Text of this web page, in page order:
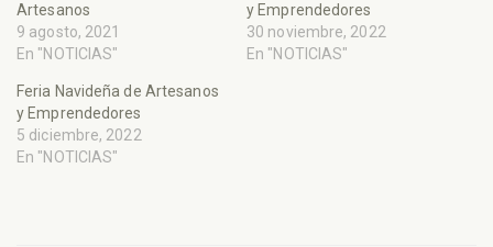
Artesanos
9 agosto, 2021
En "NOTICIAS"
y Emprendedores
30 noviembre, 2022
En "NOTICIAS"
Feria Navideña de Artesanos
y Emprendedores
5 diciembre, 2022
En "NOTICIAS"